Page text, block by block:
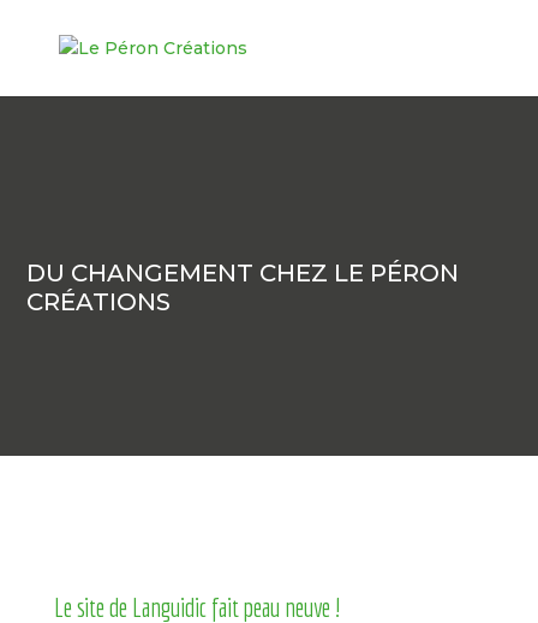
DU CHANGEMENT CHEZ LE PÉRON
CRÉATIONS
Le site de Languidic fait peau neuve !